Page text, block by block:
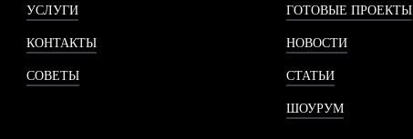
УСЛУГИ
КОНТАКТЫ
СОВЕТЫ
ГОТОВЫЕ ПРОЕКТЫ
НОВОСТИ
СТАТЬИ
ШОУРУМ